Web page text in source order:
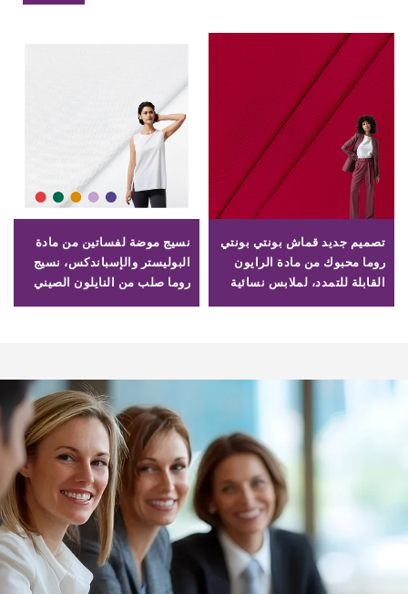
تصميم جديد قماش بونتي بونتي
روما محبوك من مادة الرايون
القابلة للتمدد، لملابس نسائية
نسيج موضة لفساتين من مادة
البوليستر والإسباندكس، نسيج
روما صلب من النايلون الصيني